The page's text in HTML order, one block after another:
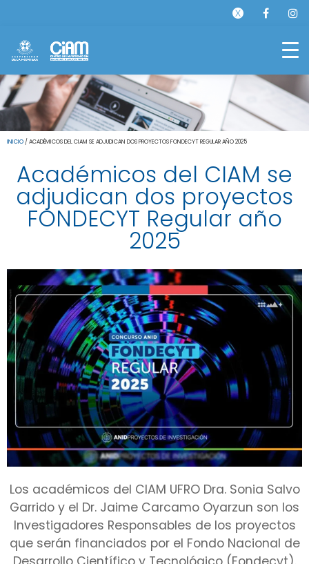
INICIO/ ACADÉMICOS DEL CIAM SE ADJUDICAN DOS PROYECTOS FONDECYT REGULAR AÑO 2025
Académicos del CIAM se
adjudican dos proyectos
FONDECYT Regular año
2025
Los académicos del CIAM UFRO Dra. Sonia Salvo
Garrido y el Dr. Jaime Carcamo Oyarzun son los
Investigadores Responsables de los proyectos
que serán financiados por el Fondo Nacional de